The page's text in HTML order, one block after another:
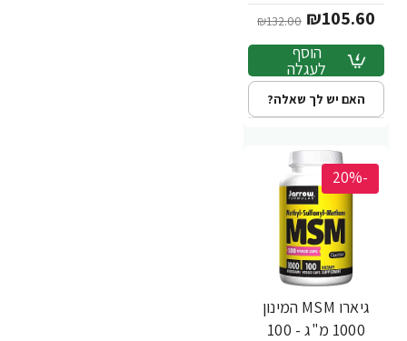
₪105.60
₪132.00
הוסף
לעגלה
האם יש לך שאלה?
-20%
גיארו MSM המינון
1000 מ"ג - 100